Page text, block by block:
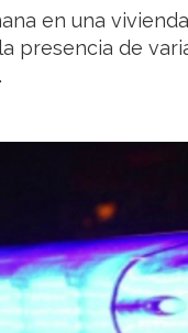
en una
presencia de